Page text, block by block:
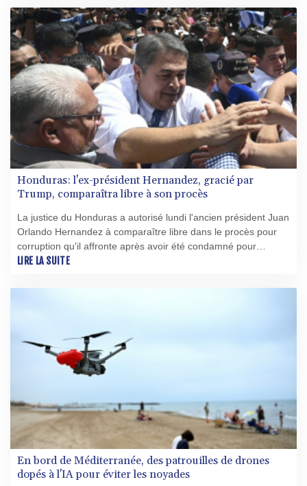
Honduras: l'ex-président Hernandez, gracié par
Trump, comparaîtra libre à son procès
La justice du Honduras a autorisé lundi l'ancien président Juan
Orlando Hernandez à comparaître libre dans le procès pour
corruption qu'il affronte après avoir été condamné pour
narcotrafic puis gracié par le président américain Donald
LIRE LA SUITE
En bord de Méditerranée, des patrouilles de drones
dopés à l'IA pour éviter les noyades